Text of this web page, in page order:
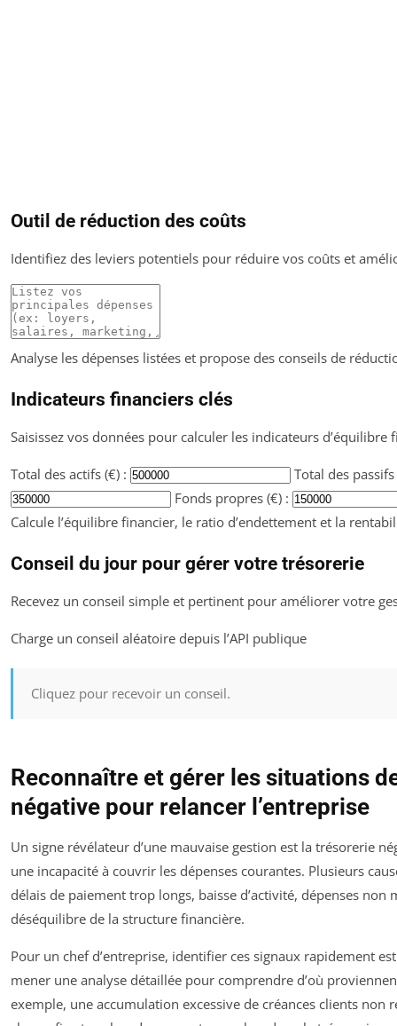
Outil de réduction des coûts
Identifiez des leviers potentiels pour réduire vos coûts et
Analyse les dépenses listées et propose des conseils de
Indicateurs financiers clés
Saisissez vos données pour calculer les indicateurs
Total des actifs (€) :
Total des passifs
Fonds propres (€) :
Calcule l’équilibre financier, le ratio d’endettement et la
Conseil du jour pour gérer votre trésorerie
Recevez un conseil simple et pertinent pour améliorer votre
Charge un conseil aléatoire depuis l’API publique
Cliquez pour recevoir un conseil.
Reconnaître et gérer les situations
négative pour relancer l’entreprise
Un signe révélateur d’une mauvaise gestion est la trésorerie
une incapacité à couvrir les dépenses courantes. Plusieurs
délais de paiement trop longs, baisse d’activité, dépenses non
déséquilibre de la structure financière.
Pour un chef d’entreprise, identifier ces signaux rapidement
mener une analyse détaillée pour comprendre d’où
exemple, une accumulation excessive de créances clients non